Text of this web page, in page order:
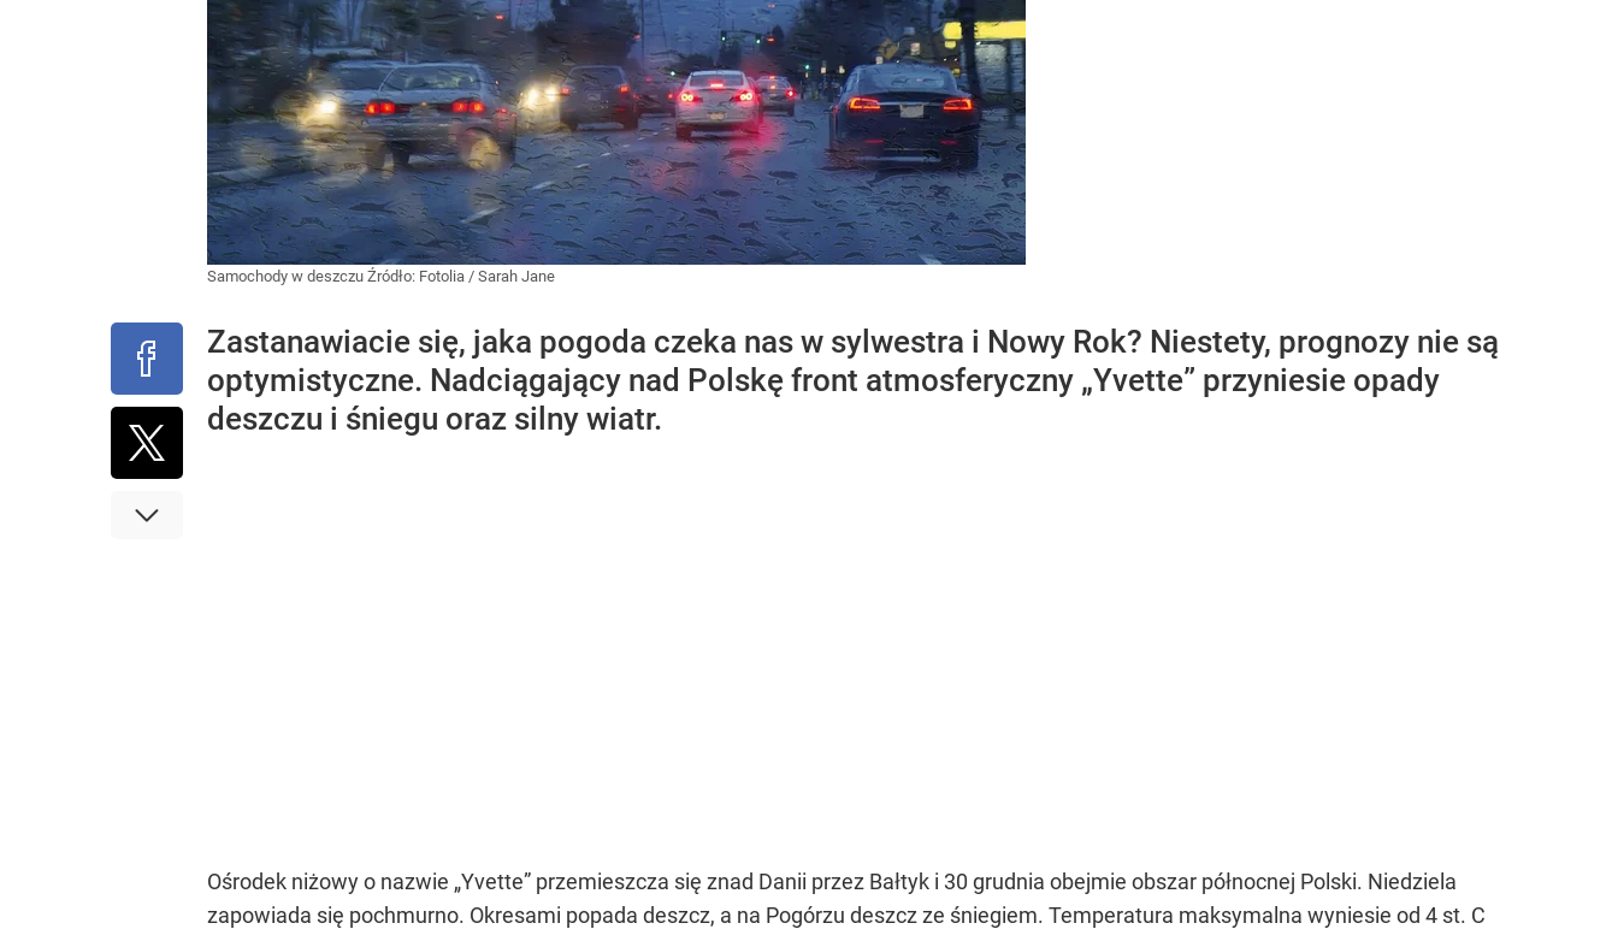
Samochody w deszczu Źródło: Fotolia / Sarah Jane
Zastanawiacie się, jaka pogoda czeka nas w sylwestra i Nowy Rok? Niestety, prognozy nie są
optymistyczne. Nadciągający nad Polskę front atmosferyczny „Yvette” przyniesie opady
deszczu i śniegu oraz silny wiatr.
Ośrodek niżowy o nazwie „Yvette” przemieszcza się znad Danii przez Bałtyk i 30 grudnia obejmie obszar północnej Polski. Niedziela
zapowiada się pochmurno. Okresami popada deszcz, a na Pogórzu deszcz ze śniegiem. Temperatura maksymalna wyniesie od 4 st. C